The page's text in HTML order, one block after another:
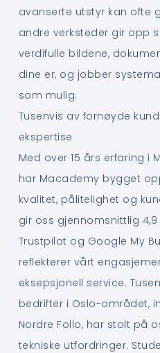
avanserte utstyr kan ofte
andre verksteder gir opp
verdifulle bildene,
dine er, og jobber
som mulig.
Tusenvis av fornøyde
ekspertise
Med over 15 års erfaring i
har Macademy bygget
kvalitet, pålitelighet og
gir oss gjennomsnittlig
Trustpilot og Google My
reflekterer vårt
eksepsjonell service.
bedrifter i Oslo-området,
Nordre Follo, har stolt på
tekniske utfordringer.